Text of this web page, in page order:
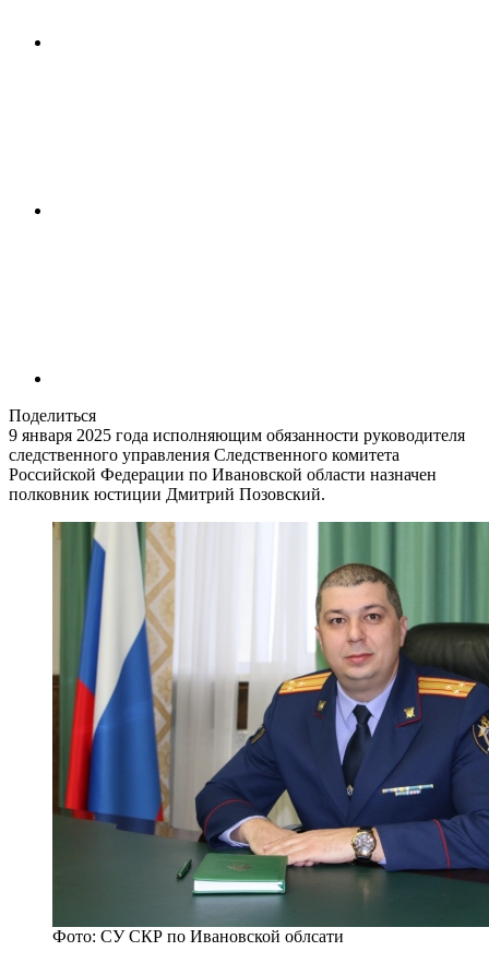
Поделиться
9 января 2025 года исполняющим обязанности руководителя
следственного управления Следственного комитета
Российской Федерации по Ивановской области назначен
полковник юстиции Дмитрий Позовский.
Фото: СУ СКР по Ивановской облсати